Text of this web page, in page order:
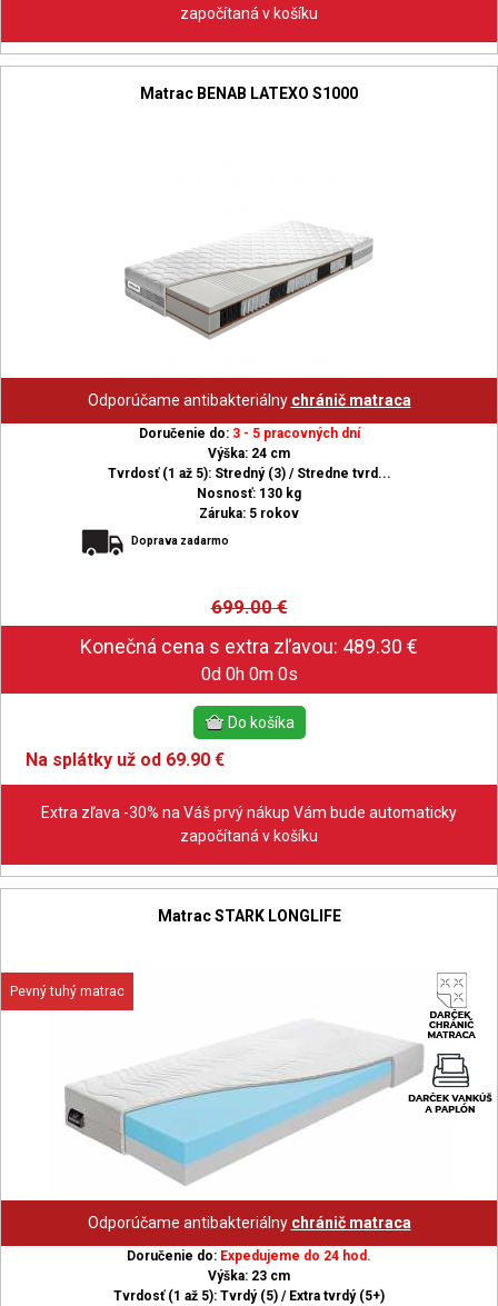
započítaná v košíku
Matrac BENAB LATEXO S1000
Odporúčame antibakteriálny chránič matraca
Doručenie do: 3 - 5 pracovných dní
Výška: 24 cm
Tvrdosť (1 až 5): Stredný (3) / Stredne tvrd...
Nosnosť: 130 kg
Záruka: 5 rokov
Doprava zadarmo
699.00€
0d 0h 0m 0s
Na splátky už od 69.90 €
Extra zľava -30% na Váš prvý nákup Vám bude automaticky
započítaná v košíku
Matrac STARK LONGLIFE
Pevný tuhý matrac
Odporúčame antibakteriálny chránič matraca
Doručenie do: Expedujeme do 24 hod.
Výška: 23 cm
Tvrdosť (1 až 5): Tvrdý (5) / Extra tvrdý (5+)